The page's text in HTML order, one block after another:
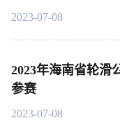
2023-07-08
2023年海南省轮滑
参赛
2023-07-08